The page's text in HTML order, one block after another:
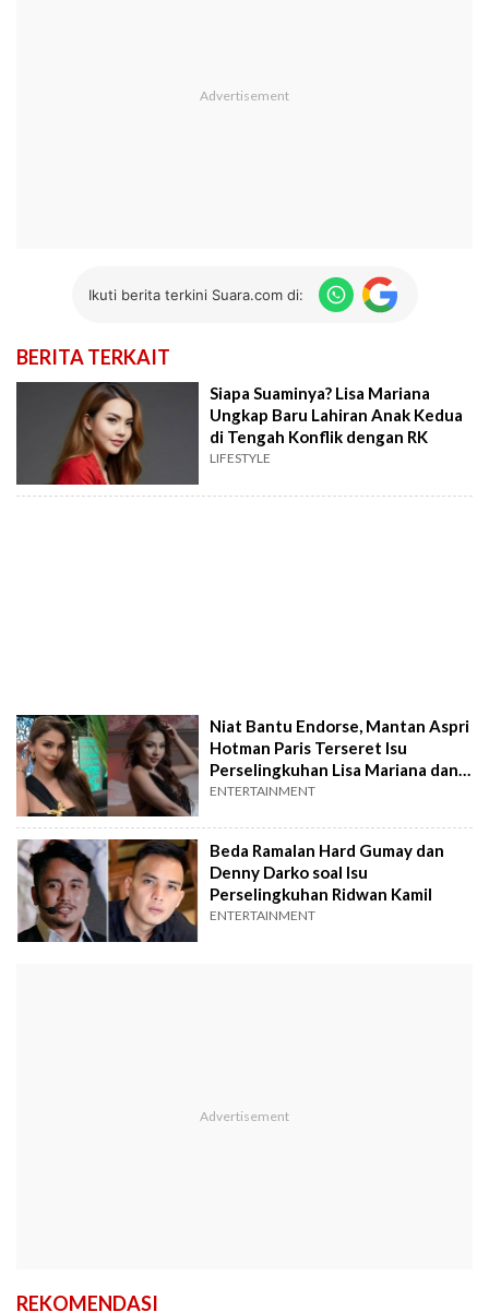
Ikuti berita terkini Suara.com di:
BERITA TERKAIT
Siapa Suaminya? Lisa Mariana
Ungkap Baru Lahiran Anak Kedua
di Tengah Konflik dengan RK
LIFESTYLE
Niat Bantu Endorse, Mantan Aspri
Hotman Paris Terseret Isu
Perselingkuhan Lisa Mariana dan
RK
ENTERTAINMENT
Beda Ramalan Hard Gumay dan
Denny Darko soal Isu
Perselingkuhan Ridwan Kamil
ENTERTAINMENT
REKOMENDASI